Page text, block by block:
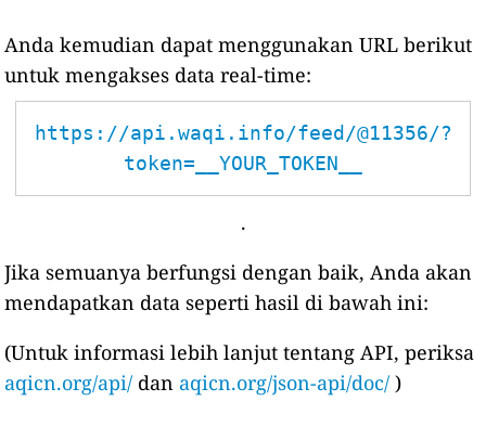
Anda kemudian dapat menggunakan URL berikut
untuk mengakses data real-time:
https://api.waqi.info/feed/@11356/?
token=__YOUR_TOKEN__
.
Jika semuanya berfungsi dengan baik, Anda akan
mendapatkan data seperti hasil di bawah ini:
(Untuk informasi lebih lanjut tentang API, periksa
aqicn.org/api/ dan aqicn.org/json-api/doc/ )